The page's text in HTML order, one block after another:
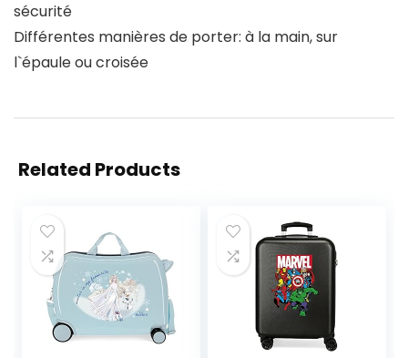
sécurité
Différentes manières de porter: à la main, sur
l`épaule ou croisée
Related Products